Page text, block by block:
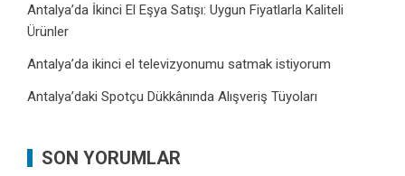
Antalya’da İkinci El Eşya Satışı: Uygun Fiyatlarla Kaliteli
Ürünler
Antalya’da ikinci el televizyonumu satmak istiyorum
Antalya’daki Spotçu Dükkânında Alışveriş Tüyoları
SON YORUMLAR